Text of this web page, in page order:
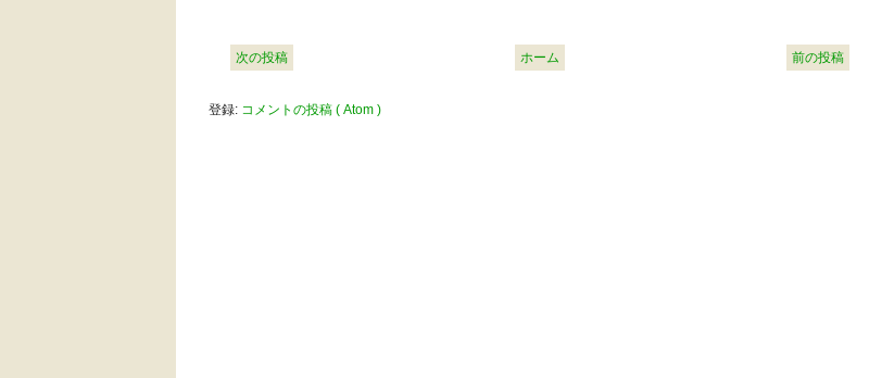
次の投稿 前の投稿
ホーム
登録: コメントの投稿 ( Atom )